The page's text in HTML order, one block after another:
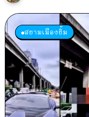
สยามเมืองยิ้ม